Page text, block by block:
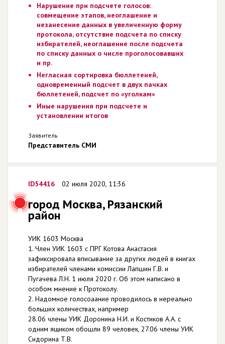
Нарушение при подсчете голосов:
совмещение этапов, неоглашение и
незанесение данных в увеличенную форму
протокола, отсутствие подсчета по списку
избирателей, неоглашение после подсчета
по списку данных о числе проголосовавших
и пр.
Негласная сортировка бюллетеней,
одновременный подсчет в двух пачках
бюллетеней, подсчет по «уголкам»
Иные нарушения при подсчете и
установлении итогов
Заявитель
Представитель СМИ
ID54416 02 июля 2020, 11:36
город Москва, Рязанский
район
УИК 1603 Москва
1. Член УИК 1603 с ПРГ Котова Анастасия
зафиксировала вписывание за других людей в книгах
избирателей членами комиссии Лапшин Г.В. и
Пугачева Л.Н. 1 июля 2020 г. Об этом написано в
особом мнение к Протоколу.
2. Надомное голосоаание проводилось в нереально
больших количествах, например
28.06 члены УИК Доронина Н.И. и Костиков А.А. с
одним ящиком обошли 89 человек, 27.06 члены УИК
Сидорина Т.В.